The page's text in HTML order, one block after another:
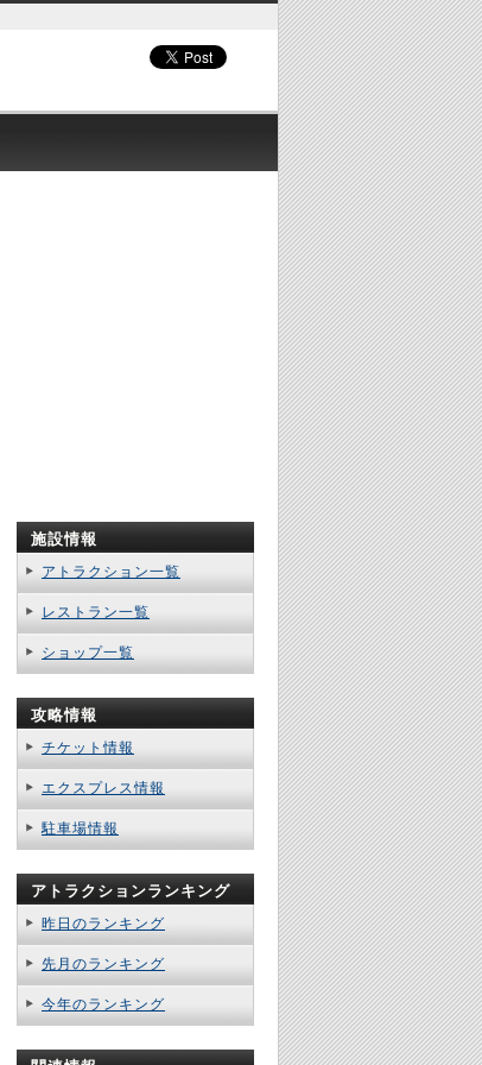
施設情報
アトラクション一覧
レストラン一覧
ショップ一覧
攻略情報
チケット情報
エクスプレス情報
駐車場情報
アトラクションランキング
昨日のランキング
先月のランキング
今年のランキング